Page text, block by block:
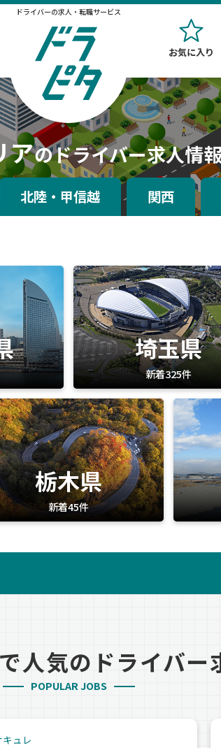
ドライバーの求人・転職サービス
お気に入り
アのドライバー求人情
北陸・甲信越 関西
埼玉県
新着325件
栃木県
新着45件
人気のドライバー
POPULAR JOBS
ュレ